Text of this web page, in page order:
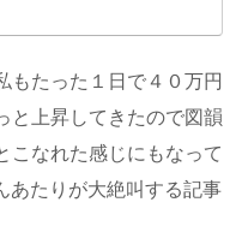
もたった１日で４０万円
と上昇してきたので図韻
こなれた感じにもなって
あたりが大絶叫する記事